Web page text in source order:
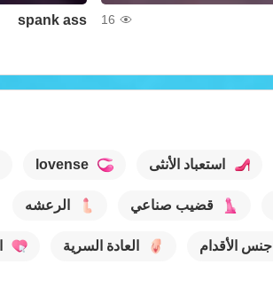
16
spank ass
استعباد الأنثى lovense
قضيب صناعي الرعشه
جنس الأقدام العادة السرية